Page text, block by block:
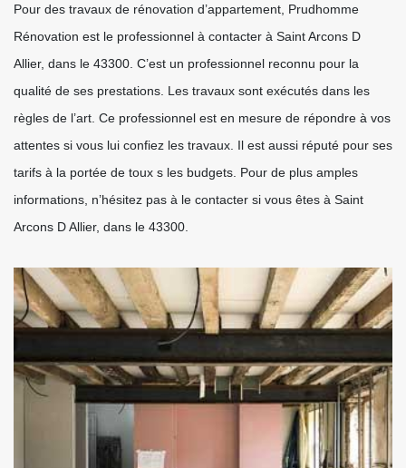
Pour des travaux de rénovation d’appartement, Prudhomme
Rénovation est le professionnel à contacter à Saint Arcons D
Allier, dans le 43300. C’est un professionnel reconnu pour la
qualité de ses prestations. Les travaux sont exécutés dans les
règles de l’art. Ce professionnel est en mesure de répondre à vos
attentes si vous lui confiez les travaux. Il est aussi réputé pour ses
tarifs à la portée de toux s les budgets. Pour de plus amples
informations, n’hésitez pas à le contacter si vous êtes à Saint
Arcons D Allier, dans le 43300.